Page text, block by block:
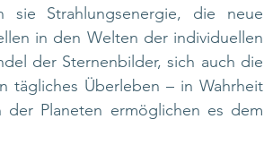
sie Strahlungsenergie, die neue
in den Welten der individuellen
der Sternenbilder, sich auch die
tägliches Überleben – in Wahrheit
Planeten ermöglichen es dem